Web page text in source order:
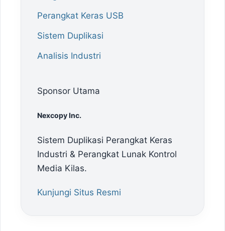
Perangkat Keras USB
Sistem Duplikasi
Analisis Industri
Sponsor Utama
Nexcopy Inc.
Sistem Duplikasi Perangkat Keras
Industri & Perangkat Lunak Kontrol
Media Kilas.
Kunjungi Situs Resmi